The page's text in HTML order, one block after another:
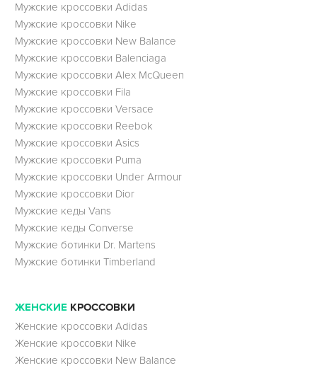
Мужские кроссовки Adidas
Мужские кроссовки Nike
Мужские кроссовки New Balance
Мужские кроссовки Balenciaga
Мужские кроссовки Alex McQueen
Мужские кроссовки Fila
Мужские кроссовки Versace
Мужские кроссовки Reebok
Мужские кроссовки Asics
Мужские кроссовки Puma
Мужские кроссовки Under Armour
Мужские кроссовки Dior
Мужские кеды Vans
Мужские кеды Converse
Мужские ботинки Dr. Martens
Мужские ботинки Timberland
ЖЕНСКИЕ КРОССОВКИ
Женские кроссовки Adidas
Женские кроссовки Nike
Женские кроссовки New Balance